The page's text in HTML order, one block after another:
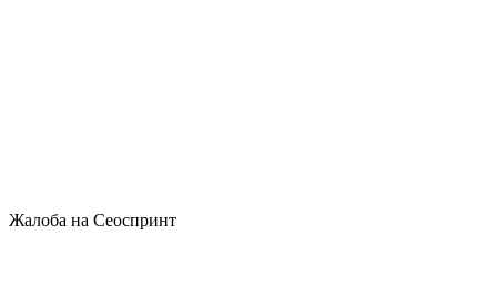
Жалоба на Сеоспринт